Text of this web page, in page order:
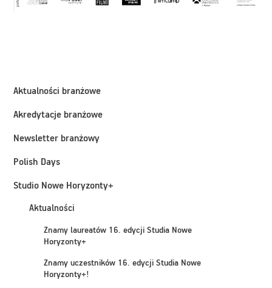
Aktualności branżowe
Akredytacje branżowe
Newsletter branżowy
Polish Days
Studio Nowe Horyzonty+
Aktualności
Znamy laureatów 16. edycji Studia Nowe
Horyzonty+
Znamy uczestników 16. edycji Studia Nowe
Horyzonty+!